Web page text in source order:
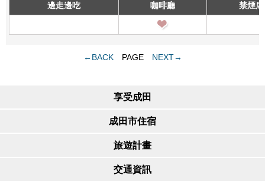
邊走邊吃 咖啡廳 禁煙席
←BACKPAGE NEXT→
享受成田
成田市住宿
旅遊計畫
交通資訊